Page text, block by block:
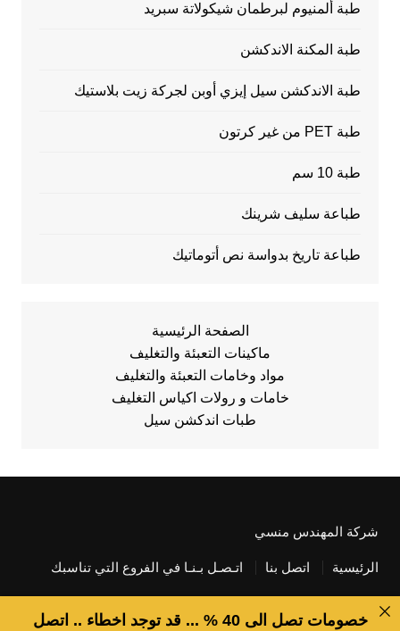
طبة ألمنيوم لبرطمان شيكولاتة سبريد
طبة المكنة الاندكشن
طبة الاندكشن سيل إيزي أوبن لجركة زيت بلاستيك
طبة PET من غير كرتون
طبة 10 سم
طباعة سليف شرينك
طباعة تاريخ بدواسة نص أتوماتيك
الصفحة الرئيسية
ماكينات التعبئة والتغليف
مواد وخامات التعبئة والتغليف
خامات و رولات اكياس التغليف
طبات اندكشن سيل
شركة المهندس منسي
الرئيسية اتصل بنا اتـصـل بـنـا في الفروع التي تناسبك
خصومات تصل الى 40 % ... قد توجد اخطاء .. اتصل